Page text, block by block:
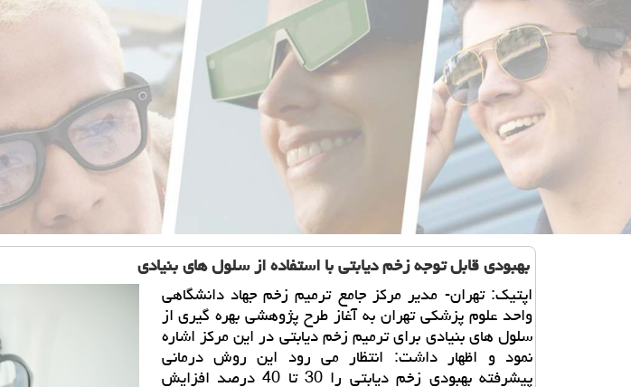
بهبودی قابل توجه زخم دیابتی با استفاده از سلول های بنیادی
اپتیك: تهران- مدیر مركز جامع ترمیم زخم جهاد دانشگاهی
واحد علوم پزشكی تهران به آغاز طرح پژوهشی بهره گیری از
سلول های بنیادی برای ترمیم زخم دیابتی در این مركز اشاره
نمود و اظهار داشت: انتظار می رود این روش درمانی
پیشرفته بهبودی زخم دیابتی را 30 تا 40 درصد افزایش